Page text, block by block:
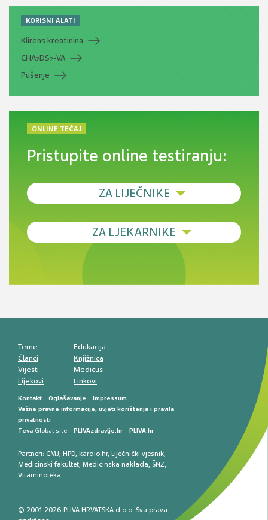
KORISNI ALATI
Klirens kreatinina
CHA2DS2-VA
Pušenje
ONLINE TEČAJ
Pristupite online testiranju:
ZA LIJEČNIKE
Debljina - od prevencije do personalizirane
Novi pogled na migrenu: komorbiditeti, spolne
razlike i nove terapije
smetnji do rane onkološke dijagnostike
ZA LJEKARNIKE
Antikoagulansi u ljekarničkoj praksi –
Teme
Članci
Vijesti
Lijekovi
Edukacija
Knjižnica
Medicus
Linkovi
Kontakt Oglašavanje
Impressum
Važne pravne informacije, uvjeti korištenja i pravila
privatnosti
Teva Global site PLIVAzdravlje.hr PLIVA.hr
Partneri: CMJ, HPD, kardio.hr, Liječnički vjesnik,
Medicinski fakultet, Medicinska naklada, ŠNZ,
Vitaminoteka
© 2001-2026 PLIVA HRVATSKA d.o.o. Sva prava